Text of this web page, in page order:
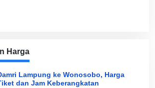
Harga
Lampung ke Wonosobo, Harga
dan Jam Keberangkatan